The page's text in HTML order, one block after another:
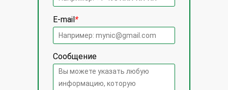
E-mail*
Сообщение